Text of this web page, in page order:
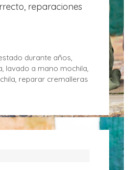
reparaciones
durante años
lavado a mano mochila
reparar cremalleras